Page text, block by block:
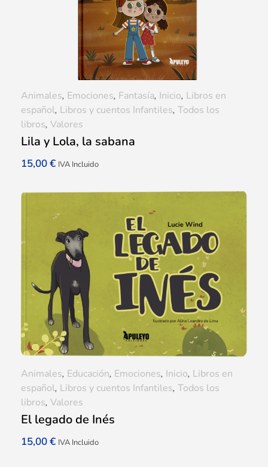
Lila y Lola, la sabana
15,00€ IVA Incluido
Animales, Emociones, Fantasía, Inicio, Libros en
español, Libros y cuentos Infantiles, Todos los
libros, Valores
El legado de Inés
15,00€ IVA Incluido
Animales, Educación, Emociones, Inicio, Libros en
español, Libros y cuentos Infantiles, Todos los
libros, Valores